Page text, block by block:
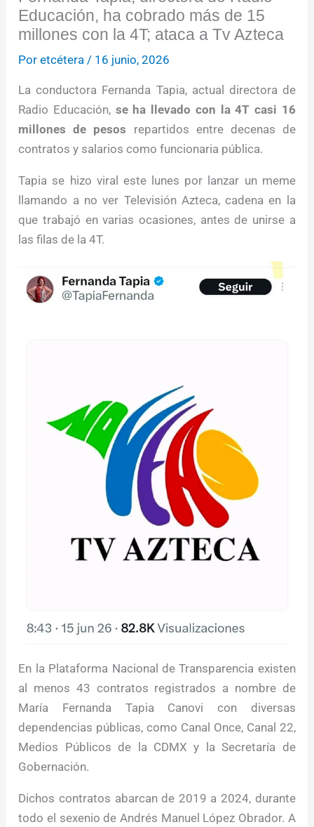
Educación, ha cobrado más de 15
millones con la 4T; ataca a Tv Azteca
Poretcétera / 16 junio, 2026
La conductora Fernanda Tapia, actual directora de
Radio Educación, se ha llevado con la 4T casi 16
millones de pesos repartidos entre decenas de
contratos y salarios como funcionaria pública.
Tapia se hizo viral este lunes por lanzar un meme
llamando a no ver Televisión Azteca, cadena en la
que trabajó en varias ocasiones, antes de unirse a
las filas de la 4T.
En la Plataforma Nacional de Transparencia existen
al menos 43 contratos registrados a nombre de
María Fernanda Tapia Canovi con diversas
dependencias públicas, como Canal Once, Canal 22,
Medios Públicos de la CDMX y la Secretaría de
Gobernación.
Dichos contratos abarcan de 2019 a 2024, durante
todo el sexenio de Andrés Manuel López Obrador. A